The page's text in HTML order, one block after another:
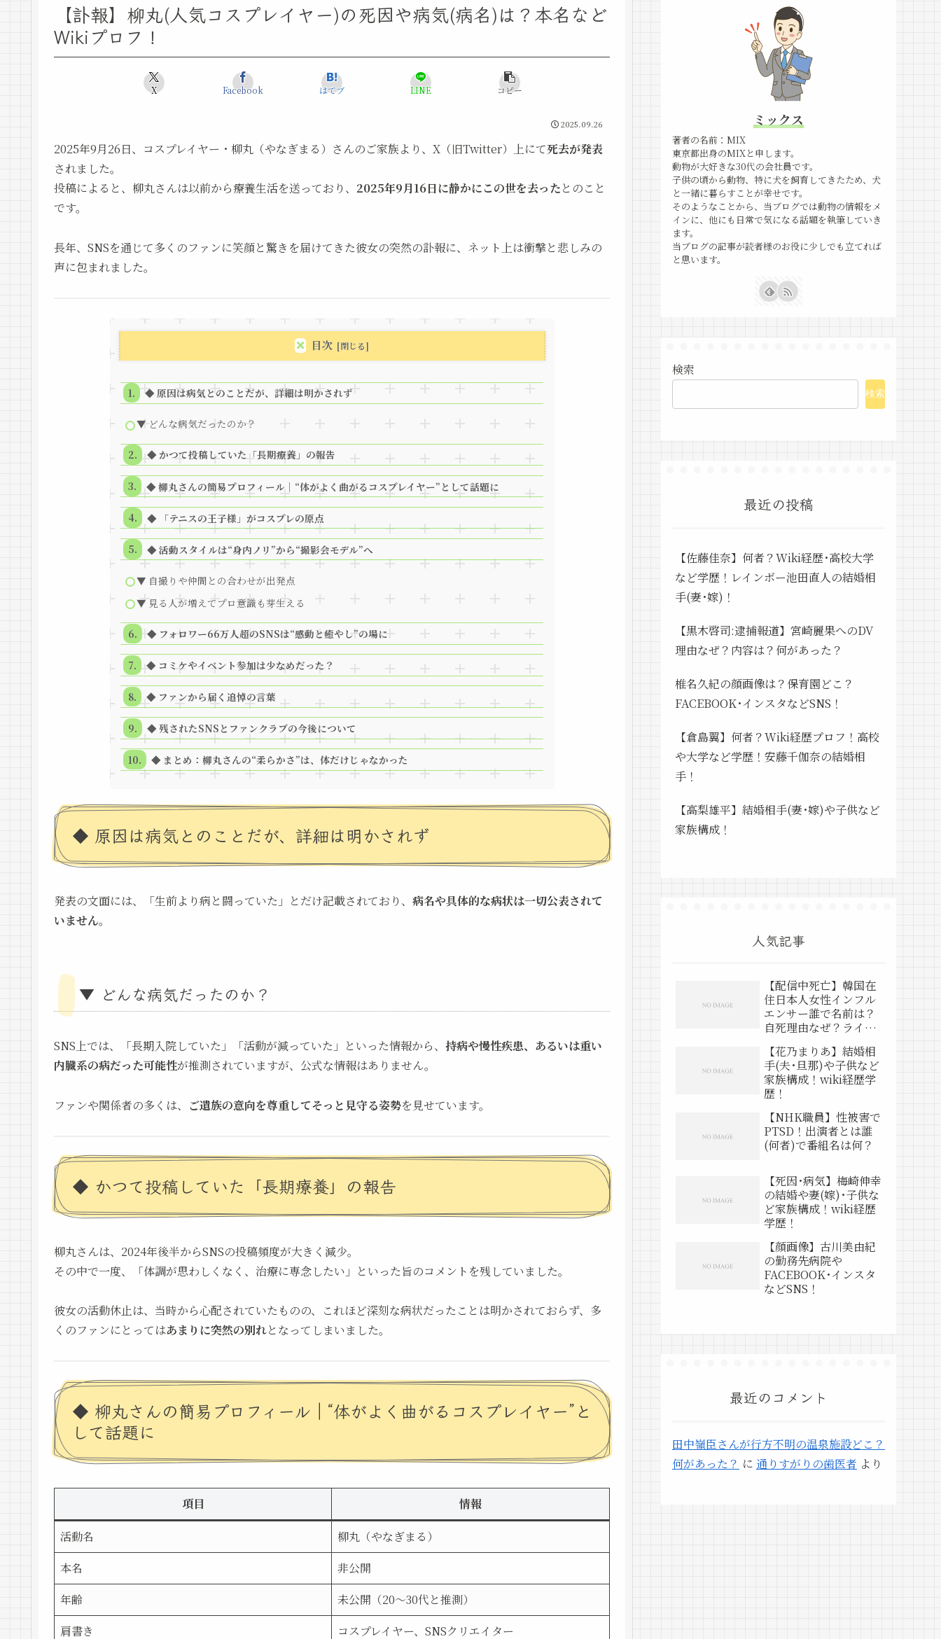
【訃報】柳丸(人気コスプレイヤー)の死因や病気(病名)は？本名など
Wikiプロフ！
X Facebook はてブ LINE コピー
2025.09.26
2025年9月26日、コスプレイヤー・柳丸（やなぎまる）さんのご家族より、X（旧Twitter）上にて死去が発表
されました。
投稿によると、柳丸さんは以前から療養生活を送っており、 2025年9月16日に静かにこの世を去ったとのこと
です。
長年、SNSを通じて多くのファンに笑顔と驚きを届けてきた彼女の突然の訃報に、ネット上は衝撃と悲しみの
声に包まれました。
目次
◆ 原因は病気とのことだが、詳細は明かされず
▼ どんな病気だったのか？
◆ かつて投稿していた「長期療養」の報告
◆ 柳丸さんの簡易プロフィール｜“体がよく曲がるコスプレイヤー”として話題に
◆ 「テニスの王子様」がコスプレの原点
◆ 活動スタイルは“身内ノリ”から“撮影会モデル”へ
▼ 自撮りや仲間との合わせが出発点
▼ 見る人が増えてプロ意識も芽生える
◆ フォロワー66万人超のSNSは“感動と癒やし”の場に
◆ コミケやイベント参加は少なめだった？
◆ ファンから届く追悼の言葉
◆ 残されたSNSとファンクラブの今後について
◆ まとめ：柳丸さんの“柔らかさ”は、体だけじゃなかった
◆ 原因は病気とのことだが、詳細は明かされず
発表の文面には、「生前より病と闘っていた」とだけ記載されており、 病名や具体的な病状は一切公表されて
いません。
▼ どんな病気だったのか？
SNS上では、「長期入院していた」「活動が減っていた」といった情報から、 持病や慢性疾患、あるいは重い
内臓系の病だった可能性が推測されていますが、公式な情報はありません。
ファンや関係者の多くは、 ご遺族の意向を尊重してそっと見守る姿勢を見せています。
◆ かつて投稿していた「長期療養」の報告
柳丸さんは、2024年後半からSNSの投稿頻度が大きく減少。
その中で一度、「体調が思わしくなく、治療に専念したい」といった旨のコメントを残していました。
彼女の活動休止は、当時から心配されていたものの、これほど深刻な病状だったことは明かされておらず、多
くのファンにとってはあまりに突然の別れとなってしまいました。
◆ 柳丸さんの簡易プロフィール｜“体がよく曲がるコスプレイヤー”と
して話題に
項目 情報
活動名
柳丸（やなぎまる）
本名
非公開
年齢
未公開（20〜30代と推測）
肩書き
コスプレイヤー、SNSクリエイター
ミックス
著者の名前：MIX
東京都出身のMIXと申します。
動物が大好きな30代の会社員です。
子供の頃から動物、特に犬を飼育してきたため、犬
と一緒に暮らすことが幸せです。
そのようなことから、当ブログでは動物の情報をメ
インに、他にも日常で気になる話題を執筆していき
ます。
当ブログの記事が読者様のお役に少しでも立てれば
と思います。
検索
検索
最近の投稿
【佐藤佳奈】何者？Wiki経歴･高校大学
など学歴！レインボー池田直人の結婚相
手(妻･嫁)！
【黒木啓司:逮捕報道】宮崎麗果へのDV
理由なぜ？内容は？何があった？
椎名久紀の顔画像は？保育園どこ？
FACEBOOK･インスタなどSNS！
【倉島翼】何者？Wiki経歴プロフ！高校
や大学など学歴！安藤千伽奈の結婚相
手！
【高梨雄平】結婚相手(妻･嫁)や子供など
家族構成！
人気記事
【配信中死亡】韓国在
住日本人女性インフル
エンサー誰で名前は？
自死理由なぜ？ライブ
【花乃まりあ】結婚相
手(夫･旦那)や子供など
家族構成！wiki経歴学
歴！
【NHK職員】性被害で
PTSD！出演者とは誰
(何者)で番組名は何？
【死因･病気】梅崎伸幸
の結婚や妻(嫁)･子供な
ど家族構成！wiki経歴
学歴！
【顔画像】古川美由紀
の勤務先病院や
FACEBOOK･インスタ
などSNS！
最近のコメント
田中嶺臣さんが行方不明の温泉施設どこ？
何があった？ に 通りすがりの歯医者 より